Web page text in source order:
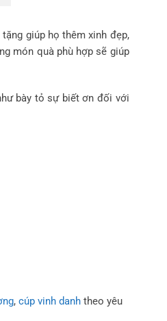
giúp họ thêm xinh đẹp,
món quà phù hợp sẽ giúp
bày tỏ sự biết ơn đối với
, cúp vinh danhtheo yêu